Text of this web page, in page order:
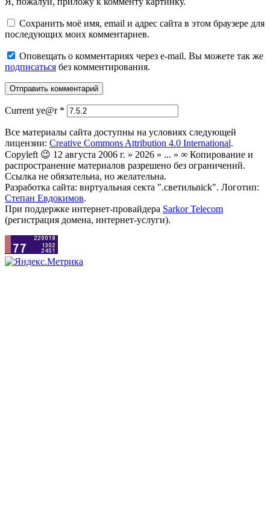
Сохранить моё имя, email и адрес сайта в этом браузере для
последующих моих комментариев.
Оповещать о комментариях через e-mail. Вы можете так же
подписаться без комментирования.
Current ye@r *
Все материалы сайта доступны на условиях следующей
лицензии: Creative Commons Attribution 4.0 International.
Copyleft 😉 12 августа 2006 г. » 2026 » ... » ∞ Копирование и
распространение материалов разрешено без ограничений.
Ссылка не обязательна, но желательна.
Разработка сайта: виртуальная секта ".светильnick". Логотип:
Степан Евдокимов.
При поддержке интернет-провайдера Sarkor Telecom
(регистрация домена, интернет-услуги).